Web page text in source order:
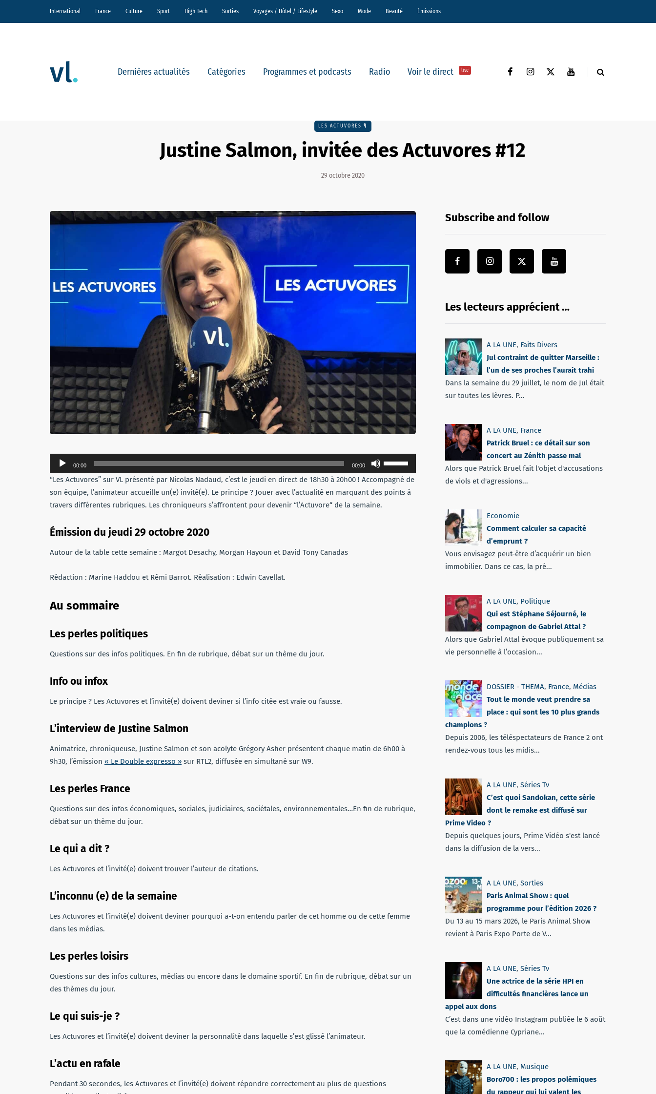
International France Culture Sport High Tech Sorties Voyages / Hôtel / Lifestyle Sexo Mode Beauté Émissions
Dernières actualités Catégories Programmes et podcasts Radio Voir le direct live
LES ACTUVORES 🎙
Justine Salmon, invitée des Actuvores #12
29 octobre 2020
Lecteur
audio
00:00 00:00
les
flèches
haut/bas
“Les Actuvores” sur VL présenté par Nicolas Nadaud, c’est le jeudi en direct de 18h30 à 20h00 ! Accompagné de
son équipe, l’animateur accueille un(e) invité(e). Le principe ? Jouer avec l’actualité en marquant des points à
travers différentes rubriques. Les chroniqueurs s’affrontent pour devenir “l’Actuvore“ de la semaine.
Émission du jeudi 29 octobre 2020
Autour de la table cette semaine : Margot Desachy, Morgan Hayoun et David Tony Canadas
Rédaction : Marine Haddou et Rémi Barrot. Réalisation : Edwin Cavellat.
Au sommaire
Les perles politiques
Questions sur des infos politiques. En fin de rubrique, débat sur un thème du jour.
Info ou infox
Le principe ? Les Actuvores et l’invité(e) doivent deviner si l’info citée est vraie ou fausse.
L’interview de Justine Salmon
Animatrice, chroniqueuse, Justine Salmon et son acolyte Grégory Asher présentent chaque matin de 6h00 à
9h30, l’émission « Le Double expresso » sur RTL2, diffusée en simultané sur W9.
Les perles France
Questions sur des infos économiques, sociales, judiciaires, sociétales, environnementales…En fin de rubrique,
débat sur un thème du jour.
Le qui a dit ?
Les Actuvores et l’invité(e) doivent trouver l’auteur de citations.
L’inconnu (e) de la semaine
Les Actuvores et l’invité(e) doivent deviner pourquoi a-t-on entendu parler de cet homme ou de cette femme
dans les médias.
Les perles loisirs
Questions sur des infos cultures, médias ou encore dans le domaine sportif. En fin de rubrique, débat sur un
des thèmes du jour.
Le qui suis-je ?
Les Actuvores et l’invité(e) doivent deviner la personnalité dans laquelle s’est glissé l’animateur.
L’actu en rafale
Pendant 30 secondes, les Actuvores et l’invité(e) doivent répondre correctement au plus de questions
Subscribe and follow
Les lecteurs apprécient …
A LA UNE, Faits Divers
Jul contraint de quitter Marseille :
l’un de ses proches l’aurait trahi
Dans la semaine du 29 juillet, le nom de Jul était
sur toutes les lèvres. P...
A LA UNE, France
Patrick Bruel : ce détail sur son
concert au Zénith passe mal
Alors que Patrick Bruel fait l'objet d'accusations
de viols et d'agressions...
Economie
Comment calculer sa capacité
d’emprunt ?
Vous envisagez peut-être d’acquérir un bien
immobilier. Dans ce cas, la pré...
A LA UNE, Politique
Qui est Stéphane Séjourné, le
compagnon de Gabriel Attal ?
Alors que Gabriel Attal évoque publiquement sa
vie personnelle à l’occasion...
DOSSIER - THEMA, France, Médias
Tout le monde veut prendre sa
place : qui sont les 10 plus grands
champions ?
Depuis 2006, les téléspectateurs de France 2 ont
rendez-vous tous les midis...
A LA UNE, Séries Tv
C’est quoi Sandokan, cette série
dont le remake est diffusé sur
Prime Video ?
Depuis quelques jours, Prime Vidéo s'est lancé
dans la diffusion de la vers...
A LA UNE, Sorties
Paris Animal Show : quel
programme pour l’édition 2026 ?
Du 13 au 15 mars 2026, le Paris Animal Show
revient à Paris Expo Porte de V...
A LA UNE, Séries Tv
Une actrice de la série HPI en
difficultés financières lance un
appel aux dons
C’est dans une vidéo Instagram publiée le 6 août
que la comédienne Cypriane...
A LA UNE, Musique
Boro700 : les propos polémiques
du rappeur qui lui valent les